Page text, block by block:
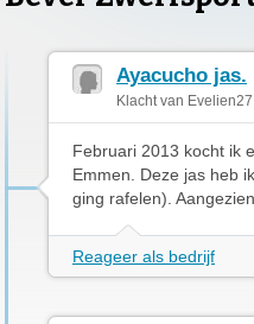
Ayacucho jas.
Klacht van
Februari 2013 kocht ik
Emmen. Deze jas heb
ging rafelen).
Reageer als bedrijf